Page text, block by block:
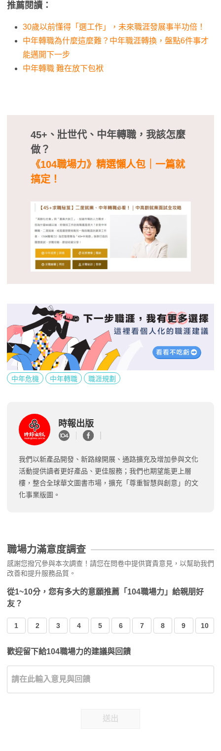
推薦閱讀：
30歲以前懂得「選工作」，未來職涯發展事半功倍！
中年轉職為什麼這麼難？中年職涯轉換，盤點6件事才
能邁開下一步
中年轉職 難在放下包袱
45+、壯世代、中年轉職，我該怎麼
做？
《104職場力》精選懶人包｜一篇就
搞定！
中年危機 中年轉職 職涯規劃
時報出版
我們以新產品開發、新路線開展、通路擴充及增加參與文化
活動提供讀者更好產品、更佳服務；我們也期望能更上層
樓，整合全球華文圖書市場，擴充「尊重智慧與創意」的文
化事業版圖。
職場力滿意度調查
感謝您撥冗參與本次調查！請您在問卷中提供寶貴意見，以幫助我們
改善和提升服務品質。
從1~10分，您有多大的意願推薦「104職場力」給親朋好
友？
1 2 3 4 5 6 7 8 9 10
歡迎留下給104職場力的建議與回饋
送出